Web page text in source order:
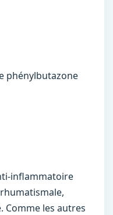
phénylbutazone
inflammatoire
Comme les autres